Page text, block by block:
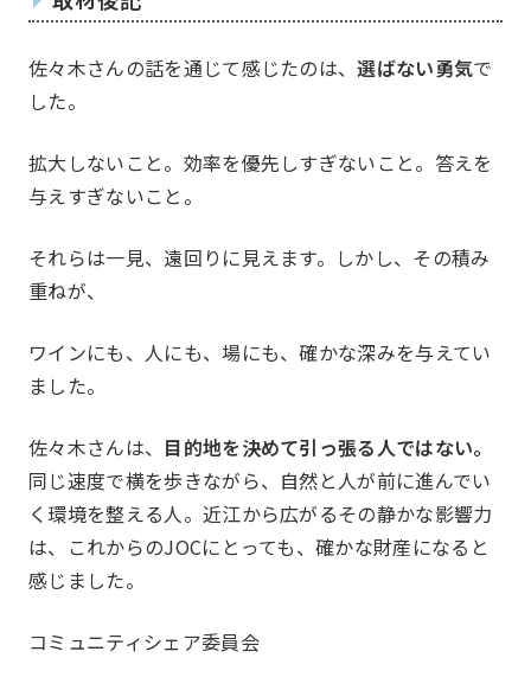
佐々木さんの話を通じて感じたのは、選ばない勇気で
した。
拡大しないこと。効率を優先しすぎないこと。答えを
与えすぎないこと。
それらは一見、遠回りに見えます。しかし、その積み
重ねが、
ワインにも、人にも、場にも、確かな深みを与えてい
ました。
佐々木さんは、 目的地を決めて引っ張る人ではない。
同じ速度で横を歩きながら、自然と人が前に進んでい
く環境を整える人。近江から広がるその静かな影響力
は、これからのJOCにとっても、確かな財産になると
感じました。
コミュニティシェア委員会